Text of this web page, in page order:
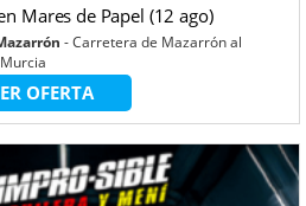
Mares de Papel (12 ago)
Carretera de Mazarrón al
OFERTA